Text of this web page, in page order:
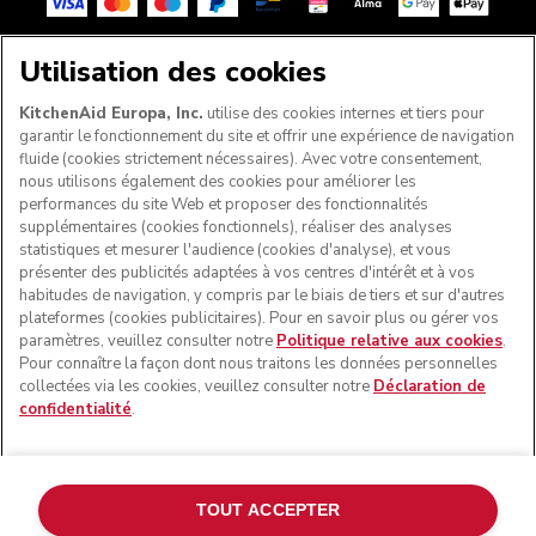
SUIVEZ-NOUS
© KitchenAid 2026 - Tous droits réservés. KitchenAid et la
forme du robot pâtissier multifonction sont des marques
commerciales aux États-Unis et ailleurs.
Politique en matière de cookies
Autres pays
Résolution des litiges en ligne
Utilisation des cookies
KitchenAid Europa, Inc. utilise des cookies internes et tiers pour
garantir le fonctionnement du site et offrir une expérience de navigation
fluide (cookies strictement nécessaires). Avec votre consentement,
nous utilisons également des cookies pour améliorer les
performances du site Web et proposer des fonctionnalités
supplémentaires (cookies fonctionnels), réaliser des analyses
statistiques et mesurer l'audience (cookies d'analyse), et vous
présenter des publicités adaptées à vos centres d'intérêt et à vos
habitudes de navigation, y compris par le biais de tiers et sur d'autres
plateformes (cookies publicitaires). Pour en savoir plus ou gérer vos
paramètres, veuillez consulter notre Politique relative aux cookies.
Pour connaître la façon dont nous traitons les données personnelles
collectées via les cookies, veuillez consulter notre Déclaration de
confidentialité.
TOUT ACCEPTER